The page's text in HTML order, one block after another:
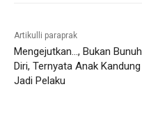
Artikulli paraprak
Mengejutkan…, Bukan Bunuh
Diri, Ternyata Anak Kandung
Jadi Pelaku